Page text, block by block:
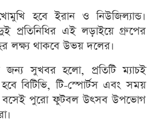
হবে ইরান ও নিউজিল্যান্ড।
প্রতিনিধির এই লড়াইয়ে গ্রুপের
লক্ষ্য থাকবে উভয় দলের।
জন্য সুখবর হলো, প্রতিটি ম্যাচই
বিটিভি, টি-স্পোর্টস এবং সময়
বসেই পুরো ফুটবল উৎসব উপভোগ